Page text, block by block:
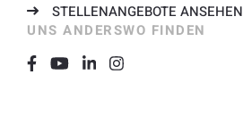
STELLENANGEBOTE ANSEHEN
UNS ANDERSWO FINDEN